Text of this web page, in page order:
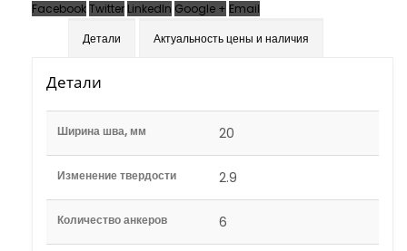
FacebookTwitter LinkedIn Google + Email
Детали
Актуальность цены и наличия
Детали
Ширина шва, мм 20
Изменение твердости 2.9
Количество анкеров 6